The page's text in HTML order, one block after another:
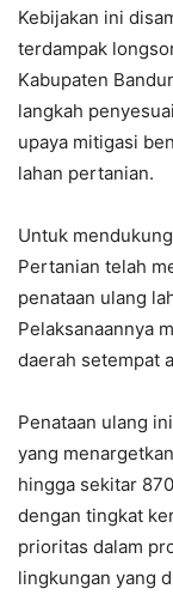
Kebijakan ini
terdampak
Kabupaten
langkah
upaya mitigasi
lahan pertanian.
Untuk
Pertanian telah
penataan ulang
Pelaksanaannya
daerah setempat
Penataan ulang
yang
hingga sekitar
dengan tingkat
prioritas dalam
lingkungan yang